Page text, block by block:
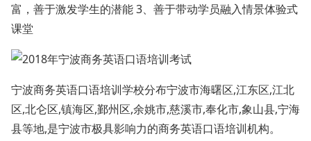
富，善于激发学生的潜能 3、善于带动学员融入情景体验式
课堂
宁波商务英语口语培训学校分布宁波市海曙区,江东区,江北
区,北仑区,镇海区,鄞州区,余姚市,慈溪市,奉化市,象山县,宁海
县等地,是宁波市极具影响力的商务英语口语培训机构。